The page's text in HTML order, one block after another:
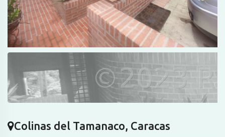
Colinas del Tamanaco, Caracas